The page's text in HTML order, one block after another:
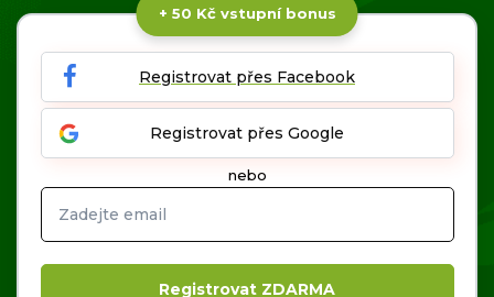
Jak to funguje
Dárkové karty s cashbackem
+ 50 Kč vstupní bonus
Registrovat přes Facebook
Registrovat přes Google
nebo